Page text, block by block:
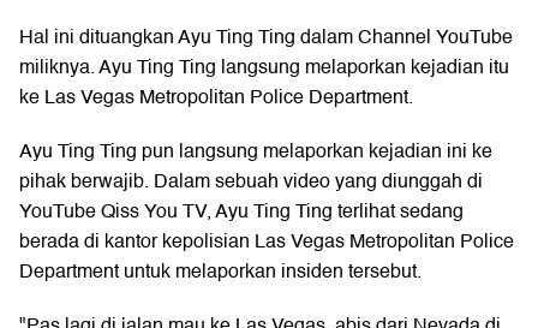
Hal ini dituangkan Ayu Ting Ting dalam Channel YouTube
miliknya. Ayu Ting Ting langsung melaporkan kejadian itu
ke Las Vegas Metropolitan Police Department.
Ayu Ting Ting pun langsung melaporkan kejadian ini ke
pihak berwajib. Dalam sebuah video yang diunggah di
YouTube Qiss You TV, Ayu Ting Ting terlihat sedang
berada di kantor kepolisian Las Vegas Metropolitan Police
Department untuk melaporkan insiden tersebut.